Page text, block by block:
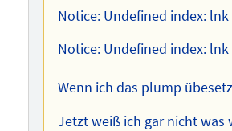
Notice: Undefined index:
Notice: Undefined index:
Wenn ich das plump
Jetzt weiß ich gar nicht